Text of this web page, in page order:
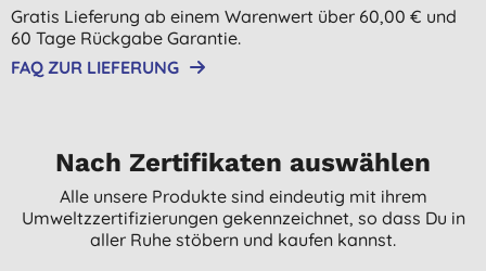
Gratis Lieferung ab einem Warenwert über 60,00 € und
60 Tage Rückgabe Garantie.
FAQ ZUR LIEFERUNG
Nach Zertifikaten auswählen
Alle unsere Produkte sind eindeutig mit ihrem
Umweltzzertifizierungen gekennzeichnet, so dass Du in
aller Ruhe stöbern und kaufen kannst.